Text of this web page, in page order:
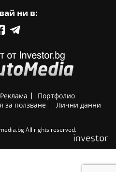
ни в:
Реклама
Портфолио
за ползване Лични данни
All rights reserved.